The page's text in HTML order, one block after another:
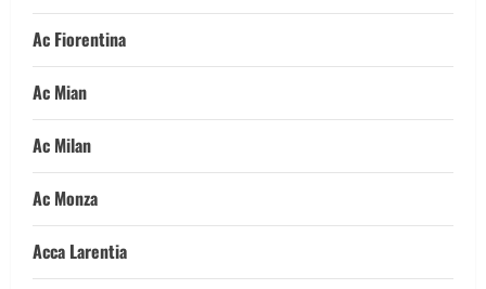
Ac Fiorentina
Ac Mian
Ac Milan
Ac Monza
Acca Larentia